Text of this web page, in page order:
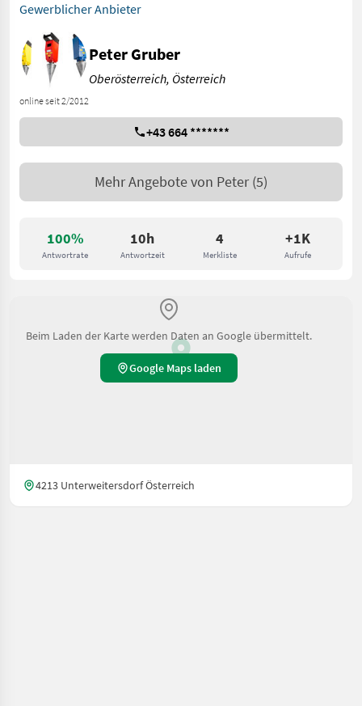
100%
Antwortrate
10h
Antwortzeit
4
Merkliste
+1K
Aufrufe
Gewerblicher Anbieter
online seit 2/2012
Peter Gruber
Oberösterreich, Österreich
+43 664 *******
Mehr Angebote von Peter (5)
Beim Laden der Karte werden Daten an Google übermittelt.
Google Maps laden
4213 Unterweitersdorf Österreich